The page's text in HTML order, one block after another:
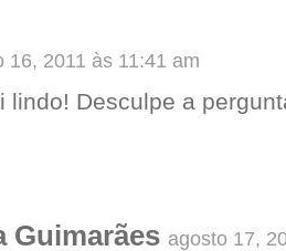
16, 2011 às 11:41 am
lindo! Desculpe a
Guimarães agosto 17,